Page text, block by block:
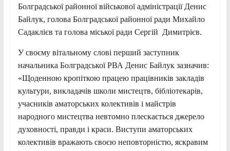
Болградської районної військової адміністрації Денис
Байлук, голова Болградської районної ради Михайло
Садаклієв та голова міської ради Сергій Димитрієв.
У своєму вітальному слові перший заступник
начальника Болградської РВА Денис Байлук зазначив:
«Щоденною кропіткою працею працівників закладів
культури, викладачів школи мистецтв, бібліотекарів,
учасників аматорських колективів і майстрів
народного мистецтва невтомно плескається джерело
духовності, правди і краси. Виступи аматорських
колективів вражають своєю неповторністю, яскравим